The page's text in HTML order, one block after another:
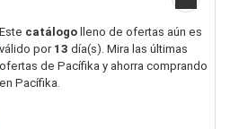
Este catálogolleno de ofertas aún es
válido por 13 día(s). Mira las últimas
ofertas de Pacífika y ahorra comprando
en Pacífika.